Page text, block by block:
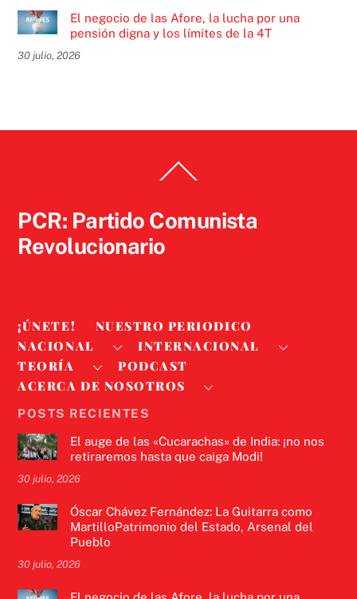
El negocio de las Afore, la lucha por una
pensión digna y los límites de la 4T
30 julio, 2026
To
PCR: Partido Comunista
Revolucionario
¡ÚNETE!
NUESTRO PERIODICO
NACIONAL
INTERNACIONAL
TEORÍA
PODCAST
ACERCA DE NOSOTROS
POSTS RECIENTES
El auge de las «Cucarachas» de India: ¡no nos
retiraremos hasta que caiga Modi!
30 julio, 2026
Óscar Chávez Fernández: La Guitarra como
MartilloPatrimonio del Estado, Arsenal del
Pueblo
30 julio, 2026